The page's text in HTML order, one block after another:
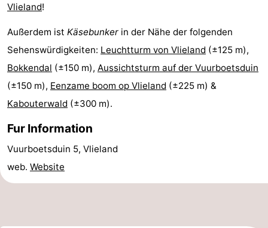
Vlieland!
Außerdem ist Käsebunker in der Nähe der folgenden
Sehenswürdigkeiten: Leuchtturm von Vlieland (±125 m),
Bokkendal (±150 m), Aussichtsturm auf der Vuurboetsduin
(±150 m), Eenzame boom op Vlieland (±225 m) &
Kabouterwald (±300 m).
Fur Information
Vuurboetsduin 5, Vlieland
web. Website